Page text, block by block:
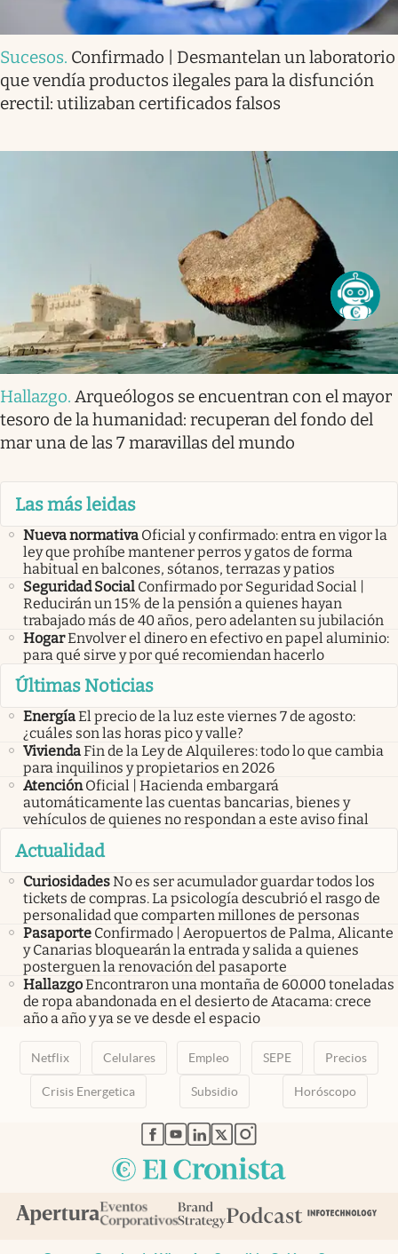
Sucesos. Confirmado | Desmantelan un laboratorio
que vendía productos ilegales para la disfunción
erectil: utilizaban certificados falsos
Hallazgo. Arqueólogos se encuentran con el mayor
tesoro de la humanidad: recuperan del fondo del
mar una de las 7 maravillas del mundo
Las más leidas
Nueva normativa Oficial y confirmado: entra en vigor la
ley que prohíbe mantener perros y gatos de forma
habitual en balcones, sótanos, terrazas y patios
Seguridad Social Confirmado por Seguridad Social |
Reducirán un 15% de la pensión a quienes hayan
trabajado más de 40 años, pero adelanten su jubilación
HogarEnvolver el dinero en efectivo en papel aluminio:
para qué sirve y por qué recomiendan hacerlo
Últimas Noticias
EnergíaEl precio de la luz este viernes 7 de agosto:
¿cuáles son las horas pico y valle?
ViviendaFin de la Ley de Alquileres: todo lo que cambia
para inquilinos y propietarios en 2026
Atención Oficial | Hacienda embargará
automáticamente las cuentas bancarias, bienes y
vehículos de quienes no respondan a este aviso final
Actualidad
CuriosidadesNo es ser acumulador guardar todos los
tickets de compras. La psicología descubrió el rasgo de
personalidad que comparten millones de personas
Pasaporte Confirmado | Aeropuertos de Palma, Alicante
y Canarias bloquearán la entrada y salida a quienes
posterguen la renovación del pasaporte
HallazgoEncontraron una montaña de 60.000 toneladas
de ropa abandonada en el desierto de Atacama: crece
año a año y ya se ve desde el espacio
Netflix Celulares Empleo SEPE Precios
Crisis Energetica Subsidio Horóscopo
abre en nueva pestaña
abre en nueva pestaña
abre en nueva pestaña
abre en nueva pestaña
abre en nueva pestaña